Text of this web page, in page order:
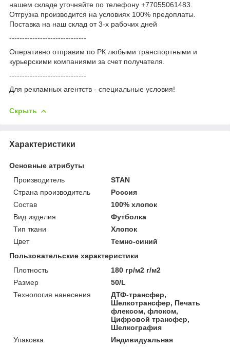
нашем складе уточняйте по телефону +77055061483.
Отгрузка производится на условиях 100% предоплаты.
Поставка на наш склад от 3-x рабочих дней
------------------------------
Оперативно отправим по РК любыми транспортными и
курьерскими компаниями за счет получателя.
------------------------------
Для рекламных агентств - специальные условия!
Скрыть
Характеристики
Основные атрибуты
Производитель
STAN
Страна производитель
Россия
Состав
100% хлопок
Вид изделия
Футболка
Тип ткани
Хлопок
Цвет
Темно-синий
Пользовательские характеристики
Плотность
180 гр/м2 г/м2
Размер
50/L
Технология нанесения
ДТФ-трансфер,
Шелкотрансфер, Печать
флексом, флоком,
Цифровой трансфер,
Шелкография
Упаковка
Индивидуальная